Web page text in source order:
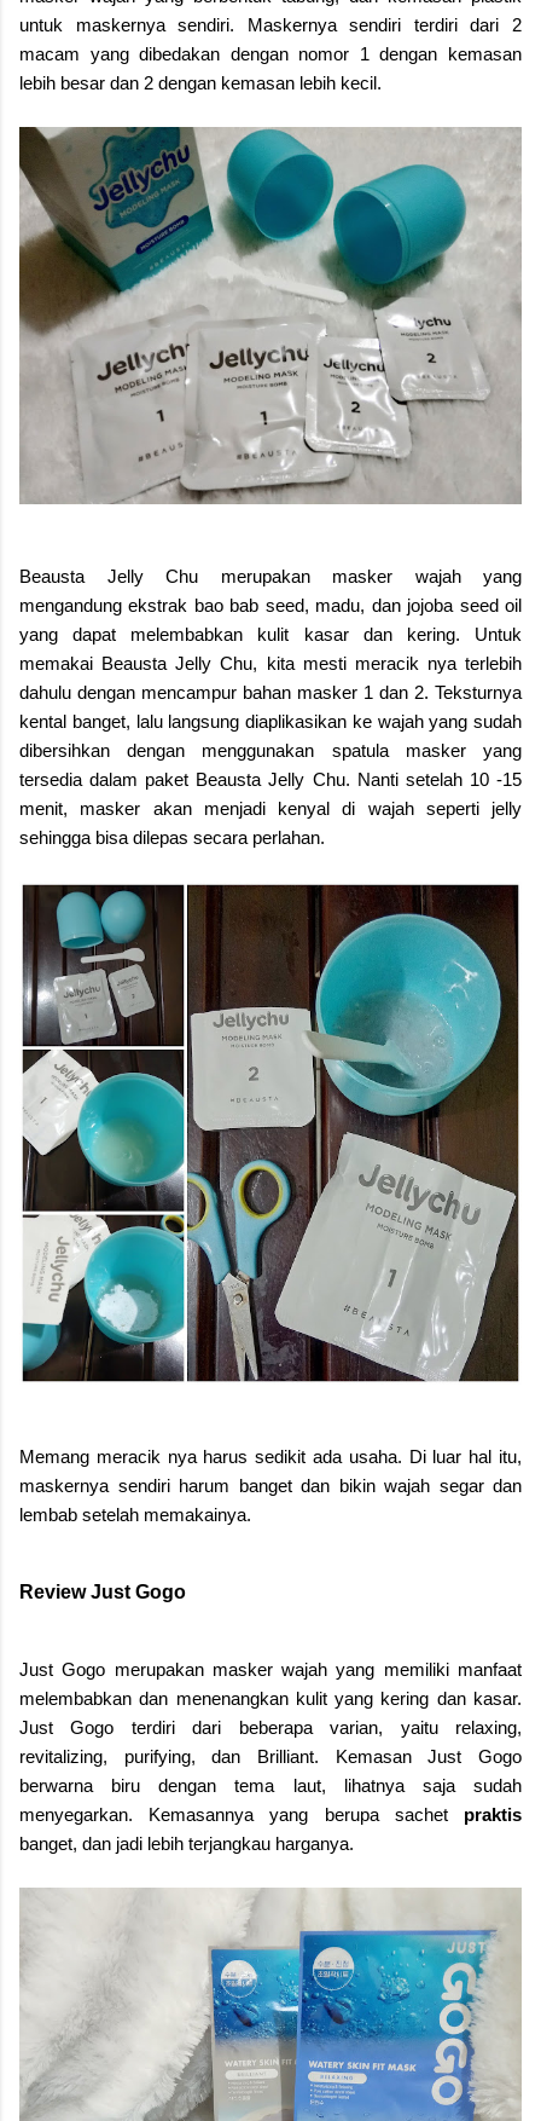
untuk maskernya sendiri. Maskernya sendiri terdiri dari 2
macam yang dibedakan dengan nomor 1 dengan kemasan
lebih besar dan 2 dengan kemasan lebih kecil.
Beausta Jelly Chu merupakan masker wajah yang
mengandung ekstrak bao bab seed, madu, dan jojoba seed oil
yang dapat melembabkan kulit kasar dan kering. Untuk
memakai Beausta Jelly Chu, kita mesti meracik nya terlebih
dahulu dengan mencampur bahan masker 1 dan 2. Teksturnya
kental banget, lalu langsung diaplikasikan ke wajah yang sudah
dibersihkan dengan menggunakan spatula masker yang
tersedia dalam paket Beausta Jelly Chu. Nanti setelah 10 -15
menit, masker akan menjadi kenyal di wajah seperti jelly
sehingga bisa dilepas secara perlahan.
Memang meracik nya harus sedikit ada usaha. Di luar hal itu,
maskernya sendiri harum banget dan bikin wajah segar dan
lembab setelah memakainya.
Review Just Gogo
Just Gogo merupakan masker wajah yang memiliki manfaat
melembabkan dan menenangkan kulit yang kering dan kasar.
Just Gogo terdiri dari beberapa varian, yaitu relaxing,
revitalizing, purifying, dan Brilliant. Kemasan Just Gogo
berwarna biru dengan tema laut, lihatnya saja sudah
menyegarkan. Kemasannya yang berupa sachet praktis
banget, dan jadi lebih terjangkau harganya.